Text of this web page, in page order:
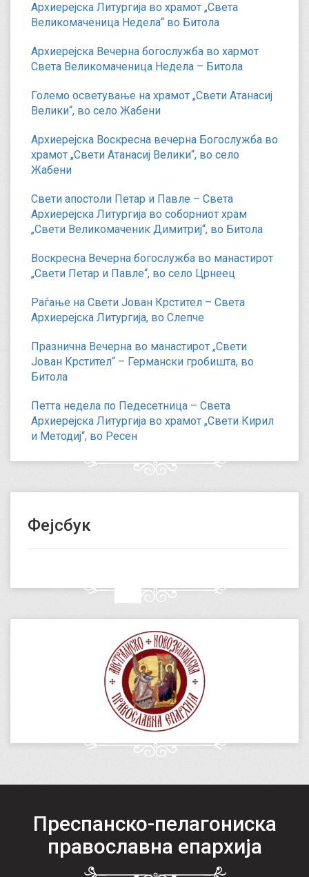
Архиерејска Литургија во храмот „Света
Великомаченица Недела“ во Битола
Архиерејска Вечерна богослужба во хармот
Света Великомаченица Недела – Битола
Големо осветување на храмот „Свети Атанасиј
Велики“, во село Жабени
Архиерејска Воскресна вечерна Богослужба во
храмот „Свети Атанасиј Велики“, во село
Жабени
Свети апостоли Петар и Павле – Света
Архиерејска Литургија во соборниот храм
„Свети Великомаченик Димитриј“, во Битола
Воскресна Вечерна богослужба во манастирот
„Свети Петар и Павле“, во село Црнеец
Раѓање на Свети Јован Крстител – Света
Архиерејска Литургија, во Слепче
Празнична Вечерна во манастирот „Свети
Јован Крстител“ – Германски гробишта, во
Битола
Петта недела по Педесетница – Света
Архиерејска Литургија во храмот „Свети Кирил
и Методиј“, во Ресен
Фејсбук
Преспанско-пелагониска
православна епархија